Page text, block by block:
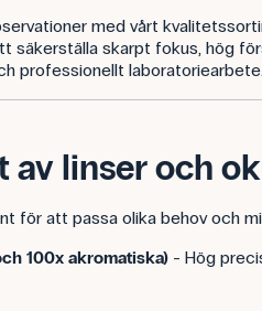
med vårt
säkerställa skarpt fokus, hög
professionellt
av linser och
för att passa olika behov och
100x akromatiska)- Hög